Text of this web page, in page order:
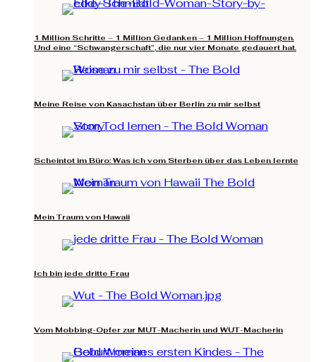
1 Million Schritte – 1 Million Gedanken – 1 Million Hoffnungen.
Und eine “Schwangerschaft”, die nur vier Monate gedauert hat.
Meine Reise von Kasachstan über Berlin zu mir selbst
Scheintot im Büro: Was ich vom Sterben über das Leben lernte
Mein Traum von Hawaii
Ich bin jede dritte Frau
Vom Mobbing-Opfer zur MUT-Macherin und WUT-Macherin